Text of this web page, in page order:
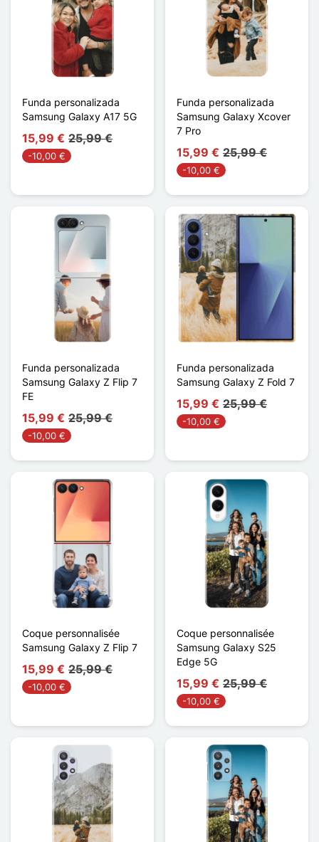
Funda personalizada
Samsung Galaxy A17 5G
15,99 € 25,99 €
-10,00 €
Funda personalizada
Samsung Galaxy Xcover
7 Pro
15,99 € 25,99 €
-10,00 €
Funda personalizada
Samsung Galaxy Z Flip 7
FE
15,99 € 25,99 €
-10,00 €
Funda personalizada
Samsung Galaxy Z Fold 7
15,99 € 25,99 €
-10,00 €
Coque personnalisée
Samsung Galaxy Z Flip 7
15,99 € 25,99 €
-10,00 €
Coque personnalisée
Samsung Galaxy S25
Edge 5G
15,99 € 25,99 €
-10,00 €